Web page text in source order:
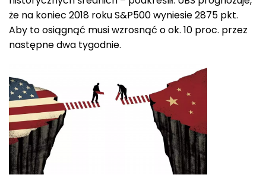
że na koniec 2018 roku S&P500 wyniesie 2875 pkt.
Aby to osiągnąć musi wzrosnąć o ok. 10 proc. przez
następne dwa tygodnie.